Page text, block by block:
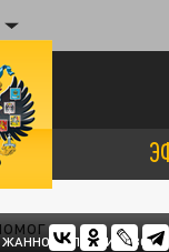
ОЛЕЙНИКОВОЙ